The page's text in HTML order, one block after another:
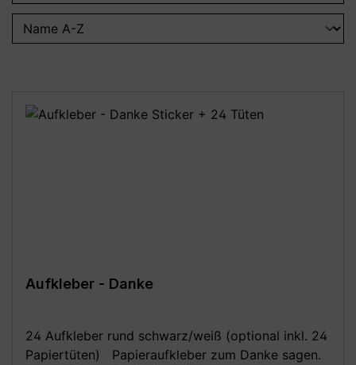
Aufkleber - Danke
24 Aufkleber rund schwarz/weiß (optional inkl. 24
Papiertüten) Papieraufkleber zum Danke sagen.